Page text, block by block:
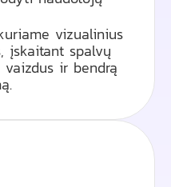
vizualinius
įskaitant spalvų
vaizdus ir bendrą